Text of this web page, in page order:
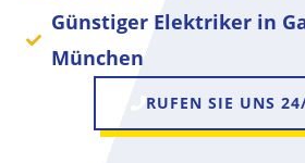
Günstiger Elektriker in
München
RUFEN SIE UNS